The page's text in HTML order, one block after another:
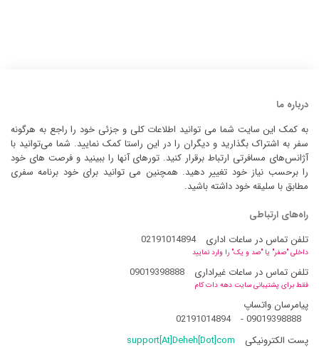
درباره ما
به کمک این سایت شما می توانید اطلاعات کلی و جزئی خود را راجع به هرگونه
سفر به اشتراک بگذارید و دیگران را در این راستا کمک نمایید. شما می‌توانید با
آژانس‌های مسافرتی ارتباط برقرار کنید. تورهای آنها را ببینید و فرصت های خود
را برحسب نیاز خود تغییر دهید. همچنین می توانید برای خود برنامه سفری
مطابق با سلیقه خود داشته باشید.
راه‌های ارتباطی
تلفن تماس در ساعات اداری
02191014894
داخلی "صفر" یا "صد و یک" را وارد نمایید
تلفن تماس در ساعات غیراداری 09019398888
فقط برای پشتیبانی سایت دهه دات کام
پیامرسان واتساپ
09019398888
-
02191014894
پست الکترونیکی
support[At]Deheh[Dot]com